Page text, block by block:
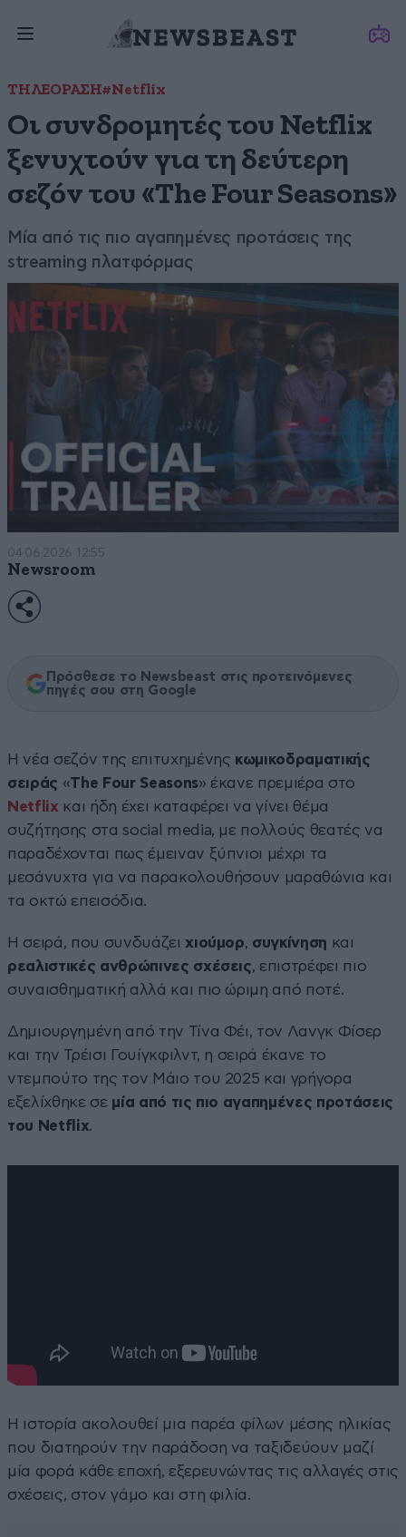
ΤΗΛΕΟΡΑΣΗ#Netflix
Οι συνδρομητές του Netflix
ξενυχτούν για τη δεύτερη
σεζόν του «The Four Seasons»
Mία από τις πιο αγαπημένες προτάσεις της
streaming πλατφόρμας
04·06·2026 12:55
Newsroom
Πρόσθεσε το Newsbeast στις προτεινόμενες
πηγές σου στη Google
Η νέα σεζόν της επιτυχημένης κωμικοδραματικής
σειράς «The Four Seasons» έκανε πρεμιέρα στο
Netflix και ήδη έχει καταφέρει να γίνει θέμα
συζήτησης στα social media, με πολλούς θεατές να
παραδέχονται πως έμειναν ξύπνιοι μέχρι τα
μεσάνυχτα για να παρακολουθήσουν μαραθώνια και
τα οκτώ επεισόδια.
Η σειρά, που συνδυάζει χιούμορ, συγκίνηση και
ρεαλιστικές ανθρώπινες σχέσεις, επιστρέφει πιο
συναισθηματική αλλά και πιο ώριμη από ποτέ.
Δημιουργημένη από την Τίνα Φέι, τον Λανγκ Φίσερ
και την Τρέισι Γουίγκφιλντ, η σειρά έκανε το
ντεμπούτο της τον Μάιο του 2025 και γρήγορα
εξελίχθηκε σε μία από τις πιο αγαπημένες προτάσεις
του Netflix.
Η ιστορία ακολουθεί μια παρέα φίλων μέσης ηλικίας
που διατηρούν την παράδοση να ταξιδεύουν μαζί
μία φορά κάθε εποχή, εξερευνώντας τις αλλαγές στις
σχέσεις, στον γάμο και στη φιλία.